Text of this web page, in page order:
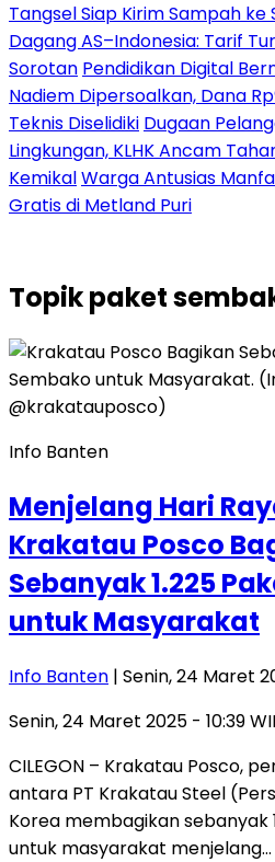
Tangsel Siap Kirim Sampah ke
Dagang AS–Indonesia: Tarif
Sorotan Pendidikan Digital
Nadiem Dipersoalkan, Dana
Teknis Diselidiki Dugaan
Lingkungan, KLHK Ancam
KemikalWarga Antusias
Gratis di Metland Puri
Topikpaket
Info Banten
Menjelang Hari
Krakatau Posco
Sebanyak 1.225
untuk Masyarakat
Info Banten | Senin, 24 Maret
Senin, 24 Maret 2025 - 10:39
CILEGON – Krakatau Posco,
antara PT Krakatau Steel
Korea membagikan sebanyak
untuk masyarakat menjelang…